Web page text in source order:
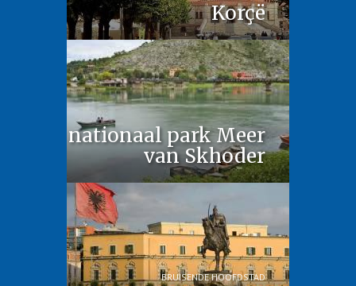
Korçë
nationaal park Meer
van Skhoder
BRUISENDE HOOFDSTAD